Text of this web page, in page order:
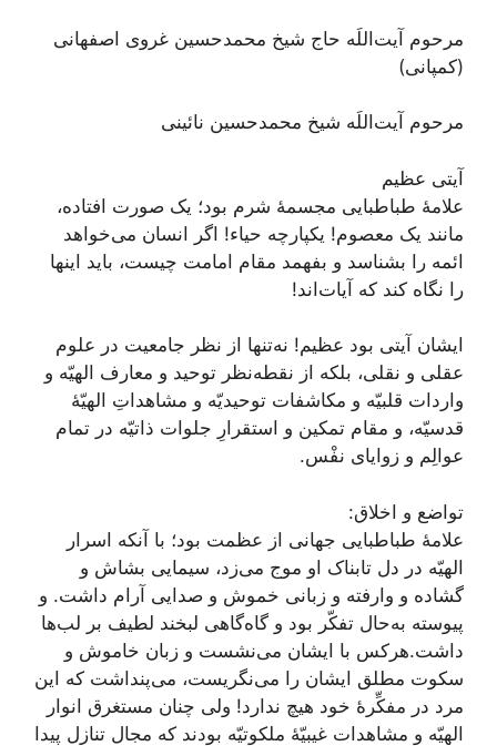
مرحوم آیت‌اللَه حاج شیخ محمدحسین غروی اصفهانی
(کمپانی)
مرحوم آیت‌اللَه شیخ محمدحسین نائینی
آیتی عظیم
علامۀ طباطبایی مجسمۀ شرم بود؛ یک صورت افتاده،
مانند یک معصوم! یکپارچه حیاء! اگر انسان می‌خواهد
ائمه را بشناسد و بفهمد مقام امامت چیست،‌ باید اینها
را نگاه کند که آیات‌اند!
ایشان آیتی بود عظیم! نه‌تنها از نظر جامعیت در علوم
عقلی و نقلی، بلکه از نقطه‌نظر توحید و معارف الهیّه و
واردات قلبیّه و مکاشفات توحیدیّه و مشاهداتِ الهیّۀ
قدسیّه، و مقام تمکین و استقرارِ جلوات ذاتیّه در تمام
عوالِم و زوایای نفْس.
تواضع و اخلاق:
علامۀ طباطبایی جهانی از عظمت بود؛ با آنکه اسرار
الهیّه در دل تابناک او موج می‌زد، سیمایی بشاش و
گشاده و وارفته و زبانی خموش و صدایی آرام داشت. و
پیوسته به‌حال تفکّر بود و گاه‌گاهی لبخند لطیف بر لب‌ها
داشت.هرکس با ایشان می‌نشست و زبان خاموش و
سکوت مطلق ایشان را می‌نگریست، می‌پنداشت که این
مرد در مفکِّرۀ خود هیچ ندارد! ولی چنان مستغرق انوار
الهیّه و مشاهدات غیبیّۀ ملکوتیّه بودند که مجال تنازل پیدا